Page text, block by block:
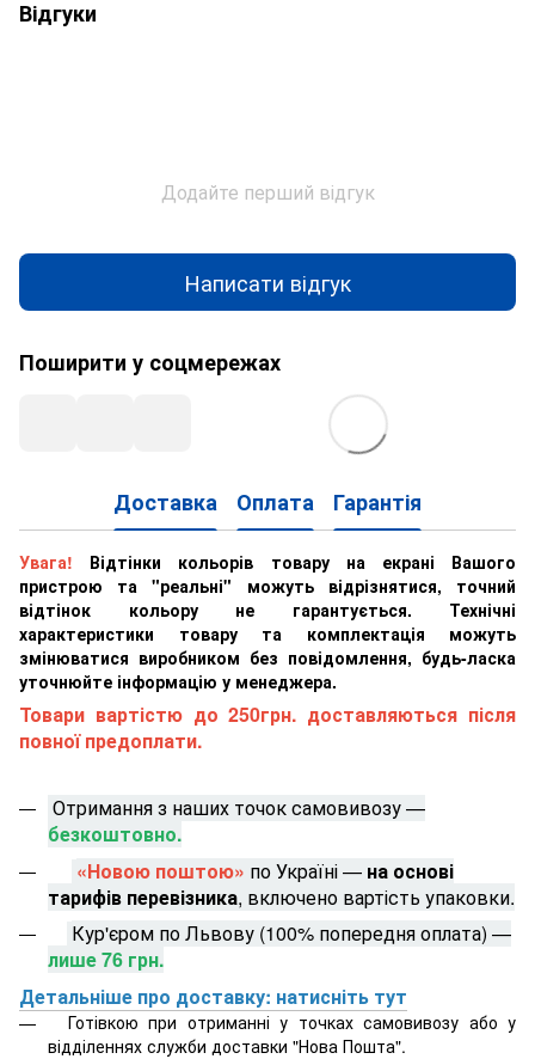
Відгуки
Додайте перший відгук
Написати відгук
Поширити у соцмережах
Доставка Оплата Гарантія
Увага! Відтінки кольорів товару на екрані Вашого
пристрою та "реальні" можуть відрізнятися, точний
відтінок кольору не гарантується. Технічні
характеристики товару та комплектація можуть
змінюватися виробником без повідомлення, будь-ласка
уточнюйте інформацію у менеджера.
Товари вартістю до 250грн. доставляються після
повної предоплати.
Отримання з наших точок самовивозу —
безкоштовно.
«Новою поштою» по Україні — на основі
тарифів перевізника, включено вартість упаковки.
Кур'єром по Львову (100% попередня оплата) —
лише 76 грн.
Детальніше про доставку: натисніть тут
Готівкою при отриманні у точках самовивозу або у
відділеннях служби доставки "Нова Пошта".